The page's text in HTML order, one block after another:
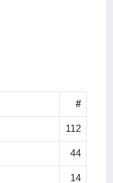
#
112
44
14